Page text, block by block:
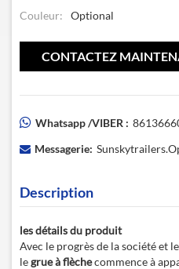
Couleur:
Optional
CONTACTEZ
Whatsapp /VIBER :
Messagerie:
Description
les détails du produit
Avec le progrès de la société et
legrue à flèchecommence à